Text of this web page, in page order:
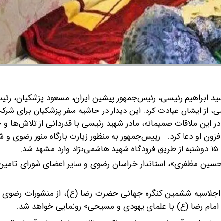
ابراهیم رئیسی، رئیس‌جمهور پیشین ایران، مسعود پزشکیان،
از ایشان عیادت کرد. این دیدار در حاشیه سفر پزشکیان برای
این ملاقات صمیمانه، مادر شهید رئیسی با قدردانی از تلاش‌ها
او دعا کرد.
رییس‌جمهور به منظور زیارت بارگاه منور رضوی
مظفری»، استاندار خراسان رضوی و سایر اعضای شورای
ششمین کنگره جهانی حضرت رضا (ع)، از منشورات
رضا (ع) با علمای یهودی و مسیحی» رونمایی خواهد شد.